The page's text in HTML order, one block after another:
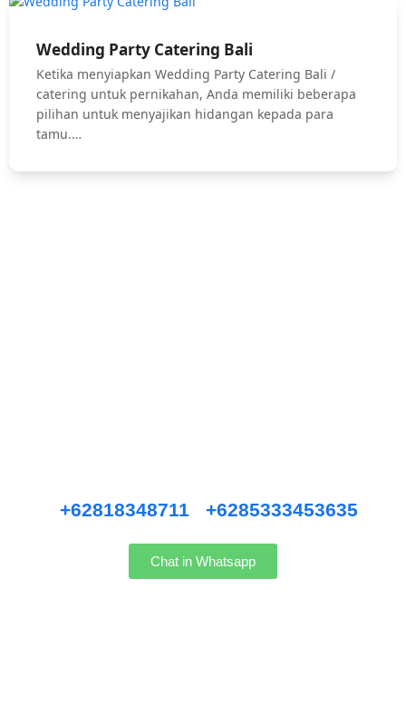
Wedding Party Catering Bali
Ketika menyiapkan Wedding Party Catering Bali /
catering untuk pernikahan, Anda memiliki beberapa
pilihan untuk menyajikan hidangan kepada para
tamu.…
+62818348711 +6285333453635
Chat in Whatsapp